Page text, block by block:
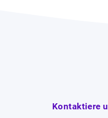
Kontaktiere